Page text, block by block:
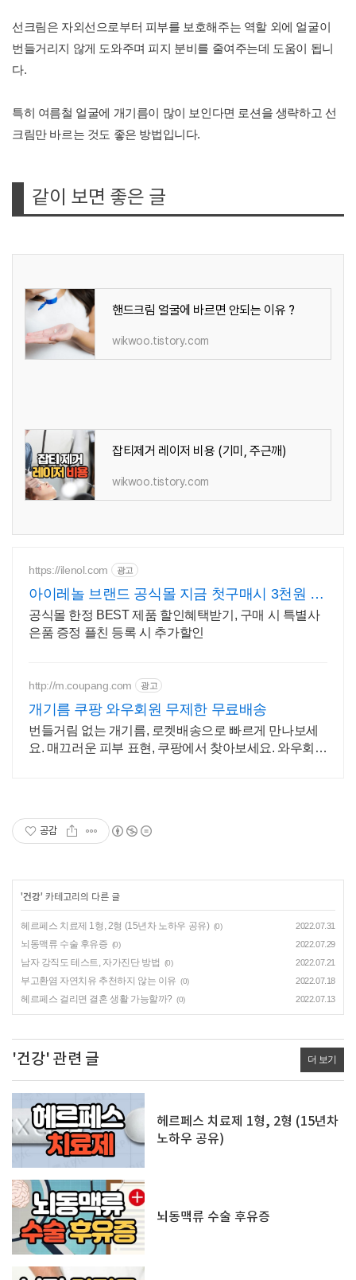
선크림은 자외선으로부터 피부를 보호해주는 역할 외에 얼굴이
번들거리지 않게 도와주며 피지 분비를 줄여주는데 도움이 됩니
다.
특히 여름철 얼굴에 개기름이 많이 보인다면 로션을 생략하고 선
크림만 바르는 것도 좋은 방법입니다.
같이 보면 좋은 글
핸드크림 얼굴에 바르면 안되는 이유 ?
wikwoo.tistory.com
잡티제거 레이저 비용 (기미, 주근깨)
wikwoo.tistory.com
https://ilenol.com 광고
아이레놀 브랜드 공식몰 지금 첫구매시 3천원 할
인
공식몰 한정 BEST 제품 할인혜택받기, 구매 시 특별사
은품 증정 플친 등록 시 추가할인
http://m.coupang.com 광고
개기름 쿠팡 와우회원 무제한 무료배송
번들거림 없는 개기름, 로켓배송으로 빠르게 만나보세
요. 매끄러운 피부 표현, 쿠팡에서 찾아보세요. 와우회원
공감
'건강' 카테고리의 다른 글
헤르페스 치료제 1형, 2형 (15년차 노하우 공유) (0) 2022.07.31
뇌동맥류 수술 후유증 (0) 2022.07.29
남자 강직도 테스트, 자가진단 방법 (0) 2022.07.21
부고환염 자연치유 추천하지 않는 이유 (0) 2022.07.18
헤르페스 걸리면 결혼 생활 가능할까? (0) 2022.07.13
'건강' 관련 글 더 보기
헤르페스 치료제 1형, 2형 (15년차
노하우 공유)
뇌동맥류 수술 후유증